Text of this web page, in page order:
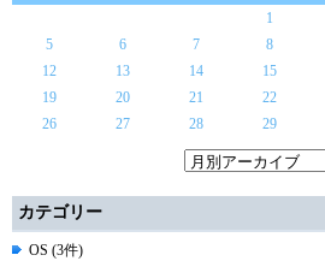
1
5
6 7 8
12
13 14 15
19
20 21 22
26
27 28 29
カテゴリー
OS (3件)